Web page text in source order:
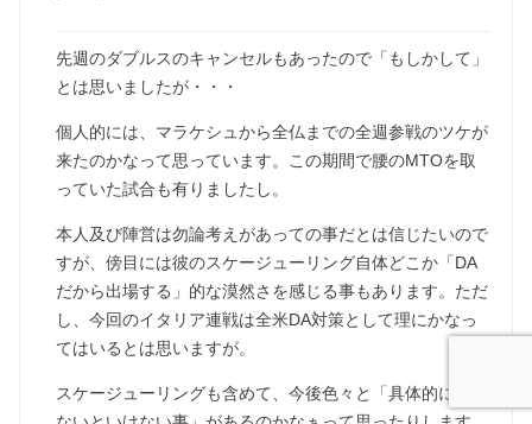
先週のダブルスのキャンセルもあったので「もしかして」
とは思いましたが・・・
個人的には、マラケシュから全仏までの全週参戦のツケが
来たのかなって思っています。この期間で腰のMTOを取
っていた試合も有りましたし。
本人及び陣営は勿論考えがあっての事だとは信じたいので
すが、傍目には彼のスケージューリング自体どこか「DA
だから出場する」的な漠然さを感じる事もあります。ただ
し、今回のイタリア連戦は全米DA対策として理にかなっ
てはいるとは思いますが。
スケージューリングも含めて、今後色々と「具体的に考え